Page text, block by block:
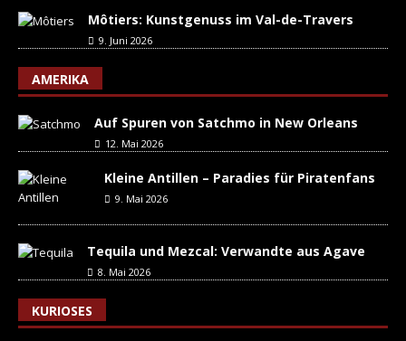
Môtiers: Kunstgenuss im Val-de-Travers
9. Juni 2026
AMERIKA
Auf Spuren von Satchmo in New Orleans
12. Mai 2026
Kleine Antillen – Paradies für Piratenfans
9. Mai 2026
Tequila und Mezcal: Verwandte aus Agave
8. Mai 2026
KURIOSES